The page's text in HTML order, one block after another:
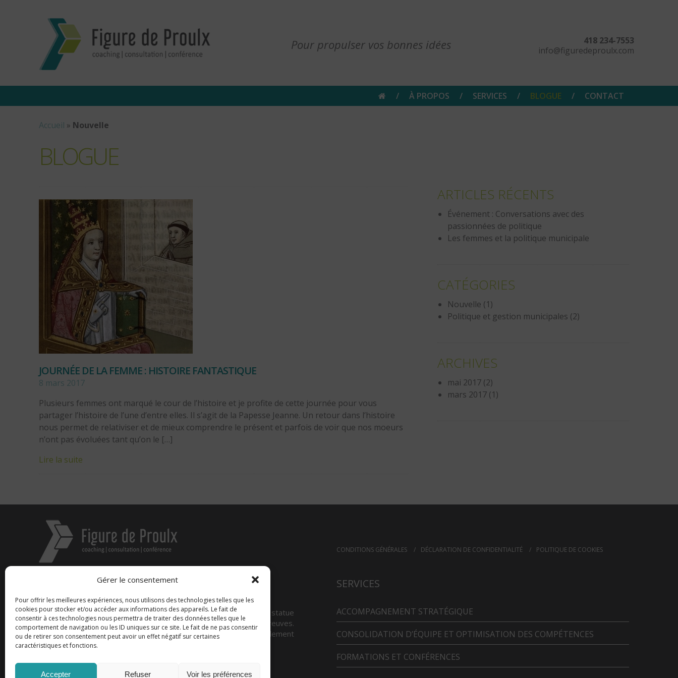
Gérer le consentement
Pour offrir les meilleures expériences, nous utilisons des technologies telles que les
cookies pour stocker et/ou accéder aux informations des appareils. Le fait de
consentir à ces technologies nous permettra de traiter des données telles que le
comportement de navigation ou les ID uniques sur ce site. Le fait de ne pas consentir
ou de retirer son consentement peut avoir un effet négatif sur certaines
caractéristiques et fonctions.
Accepter Refuser Voir les préférences
Pour propulser vos bonnes idées
418 234-7553
info@figuredeproulx.com
À PROPOS SERVICES BLOGUE CONTACT
Accueil » Nouvelle
BLOGUE
JOURNÉE DE LA FEMME : HISTOIRE FANTASTIQUE
8 mars 2017
Plusieurs femmes ont marqué le cour de l’histoire et je profite de cette journée pour vous
partager l’histoire de l’une d’entre elles. Il s’agit de la Papesse Jeanne. Un retour dans l’histoire
nous permet de relativiser et de mieux comprendre le présent et parfois de voir que nos moeurs
n’ont pas évoluées tant qu’on le […]
Lire la suite
ARTICLES RÉCENTS
Événement : Conversations avec des
passionnées de politique
Les femmes et la politique municipale
CATÉGORIES
Nouvelle (1)
Politique et gestion municipales (2)
ARCHIVES
mai 2017 (2)
mars 2017 (1)
Selon la mythologie grecque, la figure de proue est une statue
de Hera qui conseille les aventuriers dans les épreuves.
Souvent représentées par une femme, elle incarne également
le leadership.
CONDITIONS GÉNÉRALES DÉCLARATION DE CONFIDENTIALITÉ POLITIQUE DE COOKIES
SERVICES
ACCOMPAGNEMENT STRATÉGIQUE
CONSOLIDATION D’ÉQUIPE ET OPTIMISATION DES COMPÉTENCES
FORMATIONS ET CONFÉRENCES